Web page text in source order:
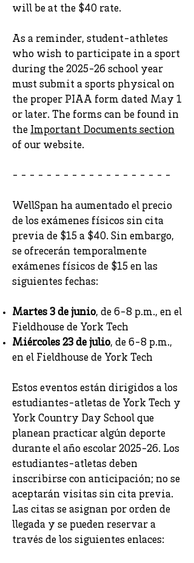
will be at the $40 rate.
As a reminder, student-athletes
who wish to participate in a sport
during the 2025-26 school year
must submit a sports physical on
the proper PIAA form dated May 1
or later. The forms can be found in
the Important Documents section
of our website.
- - - - - - - - - - - - - - - - - - -
WellSpan ha aumentado el precio
de los exámenes físicos sin cita
previa de $15 a $40. Sin embargo,
se ofrecerán temporalmente
exámenes físicos de $15 en las
siguientes fechas:
Martes 3 de junio, de 6-8 p.m., en el
Fieldhouse de York Tech
Miércoles 23 de julio, de 6-8 p.m.,
en el Fieldhouse de York Tech
Estos eventos están dirigidos a los
estudiantes-atletas de York Tech y
York Country Day School que
planean practicar algún deporte
durante el año escolar 2025-26. Los
estudiantes-atletas deben
inscribirse con anticipación; no se
aceptarán visitas sin cita previa.
Las citas se asignan por orden de
llegada y se pueden reservar a
través de los siguientes enlaces: